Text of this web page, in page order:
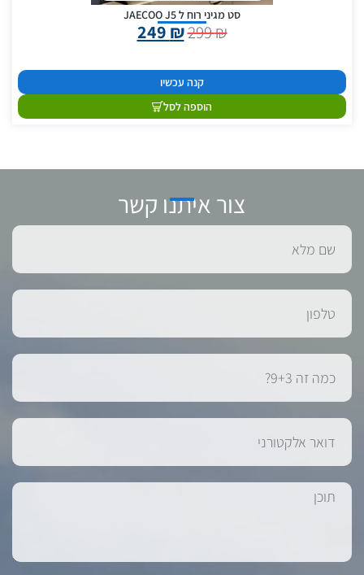
סט מגיני רוח ל JAECOO J5
299₪
249 ₪
קנה עכשיו
הוספה לסל
צור איתנו קשר